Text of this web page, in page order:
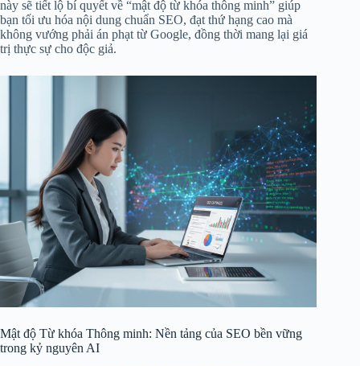
này sẽ tiết lộ bí quyết về “mật độ từ khóa thông minh” giúp
bạn tối ưu hóa nội dung chuẩn SEO, đạt thứ hạng cao mà
không vướng phải án phạt từ Google, đồng thời mang lại giá
trị thực sự cho độc giả.
Mật độ Từ khóa Thông minh: Nền tảng của SEO bền vững
trong kỷ nguyên AI